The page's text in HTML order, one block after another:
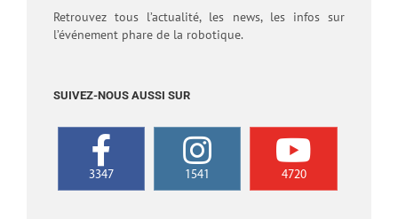
Retrouvez tous l’actualité, les news, les infos sur
l’événement phare de la robotique.
SUIVEZ-NOUS AUSSI SUR
3347 1541 4720